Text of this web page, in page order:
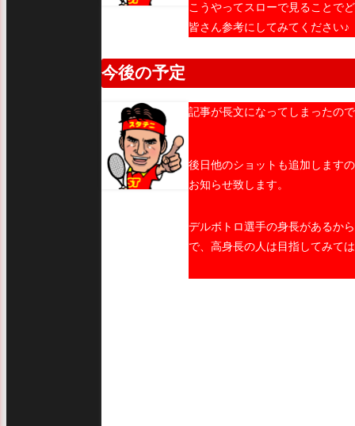
こうやってスローで見ることで
皆さん参考にしてみてください♪
今後の予定
記事が長文になってしまったの
後日他のショットも追加します
お知らせ致します。
デルボトロ選手の身長があるか
で、高身長の人は目指してみて